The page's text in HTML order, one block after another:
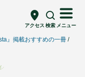
アクセス 検索 メニュー
』掲載おすすめの一冊